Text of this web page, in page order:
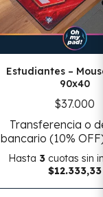
Estudiantes –
90x40
$37.000
Transferencia o
bancario (10%
Hasta 3cuotas sin
$12.333,33